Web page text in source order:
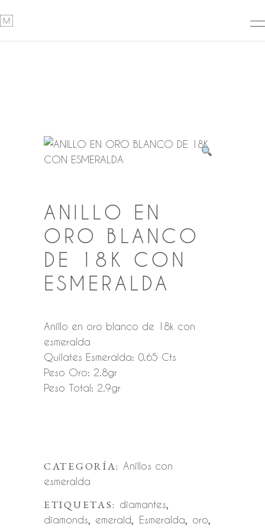
ANILLO EN
ORO BLANCO
DE 18K CON
ESMERALDA
Anillo en oro blanco de 18k con
esmeralda
Quilates Esmeralda: 0.65 Cts
Peso Oro: 2.8gr
Peso Total: 2.9gr
CATEGORÍA: Anillos con
esmeralda
ETIQUETAS: diamantes,
diamonds, emerald, Esmeralda, oro,